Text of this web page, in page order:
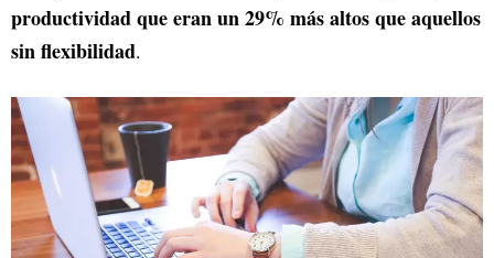
productividad que eran un 29% más altos que aquellos
sin flexibilidad.